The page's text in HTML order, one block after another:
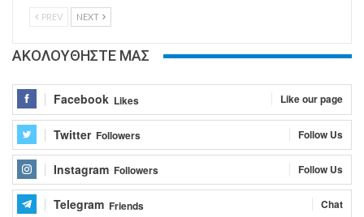
PREV NEXT
ΑΚΟΛΟΥΘΗΣΤΕ ΜΑΣ
Facebook Likes Like our page
Twitter Followers Follow Us
Instagram Followers Follow Us
Telegram Friends Chat